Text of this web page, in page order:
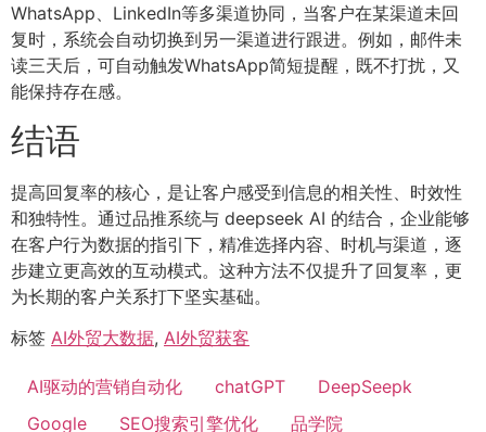
WhatsApp、LinkedIn等多渠道协同，当客户在某渠道未回
复时，系统会自动切换到另一渠道进行跟进。例如，邮件未
读三天后，可自动触发WhatsApp简短提醒，既不打扰，又
能保持存在感。
结语
提高回复率的核心，是让客户感受到信息的相关性、时效性
和独特性。通过品推系统与 deepseek AI 的结合，企业能够
在客户行为数据的指引下，精准选择内容、时机与渠道，逐
步建立更高效的互动模式。这种方法不仅提升了回复率，更
为长期的客户关系打下坚实基础。
标签 AI外贸大数据, AI外贸获客
AI驱动的营销自动化 chatGPT
DeepSeepk
Google
SEO搜索引擎优化 品学院